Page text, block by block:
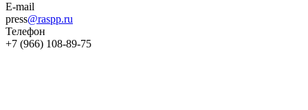
E-mail
press@raspp.ru
Телефон
+7 (966) 108-89-75